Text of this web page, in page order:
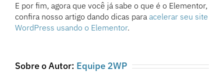
E por fim, agora que você já sabe o que é o Elementor,
confira nosso artigo dando dicas para acelerar seu site
WordPress usando o Elementor.
Sobre o Autor: Equipe 2WP